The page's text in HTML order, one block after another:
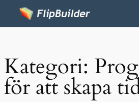
Kategori:
för att skapa